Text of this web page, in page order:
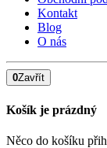
Kontakt
Blog
O nás
0Zavřít
Košík je prázdný
Něco do košíku